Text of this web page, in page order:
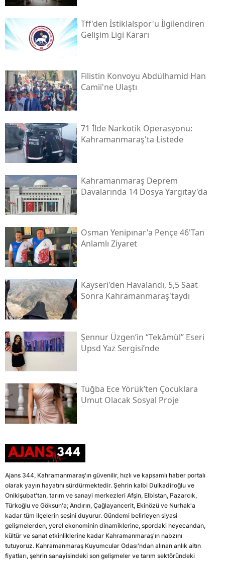
Tff'den İstiklalspor'u İlgilendiren
Gelişim Ligi Kararı
Filistin Konvoyu Abdülhamid Han
Camii'ne Ulaştı
71 İlde Narkotik Operasyonu:
Kahramanmaraş'ta Listede
Kahramanmaraş Deprem
Davalarında 14 Dosya Yargıtay'da
Osman Yenipınar'a Pençe 46'tan
Anlamlı Ziyaret
Kayseri'den Havalandı, 5,5 Saat
Sonra Kahramanmaraş'taydı
Şennur Üzgen’in “tekâmül” Eseri
Upsd Yaz Sergisi’nde
Tuğba Ece Yörük’ten Çocuklara
Umut Olacak Sosyal Proje
Ajans 344, Kahramanmaraş'ın güvenilir, hızlı ve kapsamlı haber portalı
olarak yayın hayatını sürdürmektedir. Şehrin kalbi Dulkadiroğlu ve
Onikişubat'tan, tarım ve sanayi merkezleri Afşin, Elbistan, Pazarcık,
Türkoğlu ve Göksun'a; Andırın, Çağlayancerit, Ekinözü ve Nurhak'a
kadar tüm ilçelerin sesini duyurur. Gündemi belirleyen siyasi
gelişmelerden, yerel ekonominin dinamiklerine, spordaki heyecandan,
kültür ve sanat etkinliklerine kadar Kahramanmaraş'ın nabzını
tutuyoruz. Kahramanmaraş Kuyumcular Odası'ndan alınan anlık altın
fiyatları, şehrin sanayisindeki son gelişmeler ve tarım sektöründeki